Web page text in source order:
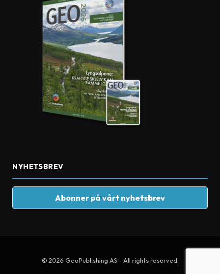
NYHETSBREV
Abonner på vårt nyhetsbrev
© 2026 GeoPublishing AS - All rights reserved.